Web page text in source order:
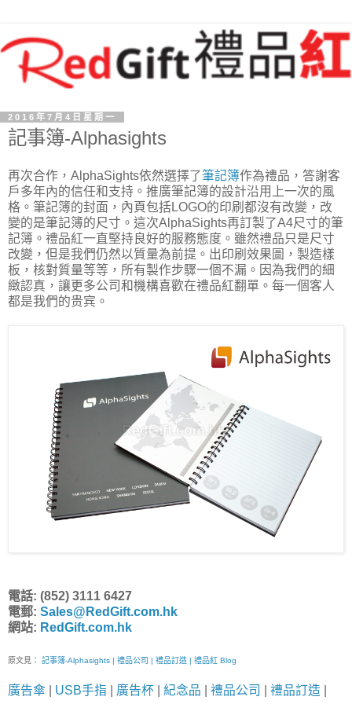
2016年7月4日星期一
記事簿-Alphasights
再次合作，AlphaSights依然選擇了筆記簿作為禮品，答謝客
戶多年內的信任和支持。推廣筆記簿的設計沿用上一次的風
格。筆記簿的封面，內頁包括LOGO的印刷都沒有改變，改
變的是筆記簿的尺寸。這次AlphaSights再訂製了A4尺寸的筆
記簿。禮品紅一直堅持良好的服務態度。雖然禮品只是尺寸
改變，但是我們仍然以質量為前提。出印刷效果圖，製造樣
板，核對質量等等，所有製作步驟一個不漏。因為我們的細
緻認真，讓更多公司和機構喜歡在禮品紅翻單。每一個客人
都是我們的贵宾。
電話: (852) 3111 6427
電郵: Sales@RedGift.com.hk
網站: RedGift.com.hk
原文見： 記事簿-Alphasights | 禮品公司 | 禮品訂造 | 禮品紅 Blog
廣告傘 USB手指 廣告杯 紀念品 禮品公司 禮品訂造